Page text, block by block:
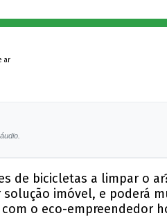
de bicicletas a limpar o
imóvel, e poderá
com o eco-empreendedor